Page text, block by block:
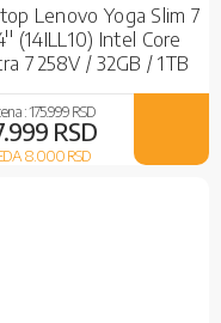
Lenovo Yoga Slim 7
(14ILL10) Intel Core
7 258V / 32GB / 1TB
/ Intel Arc 140V /
Win11Home
:175.999 RSD
RSD
8.000RSD